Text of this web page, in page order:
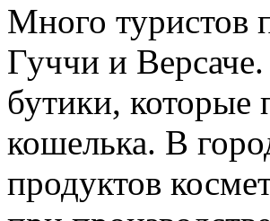
Много туристов
Гуччи и
бутики, которые
кошелька. В
продуктов